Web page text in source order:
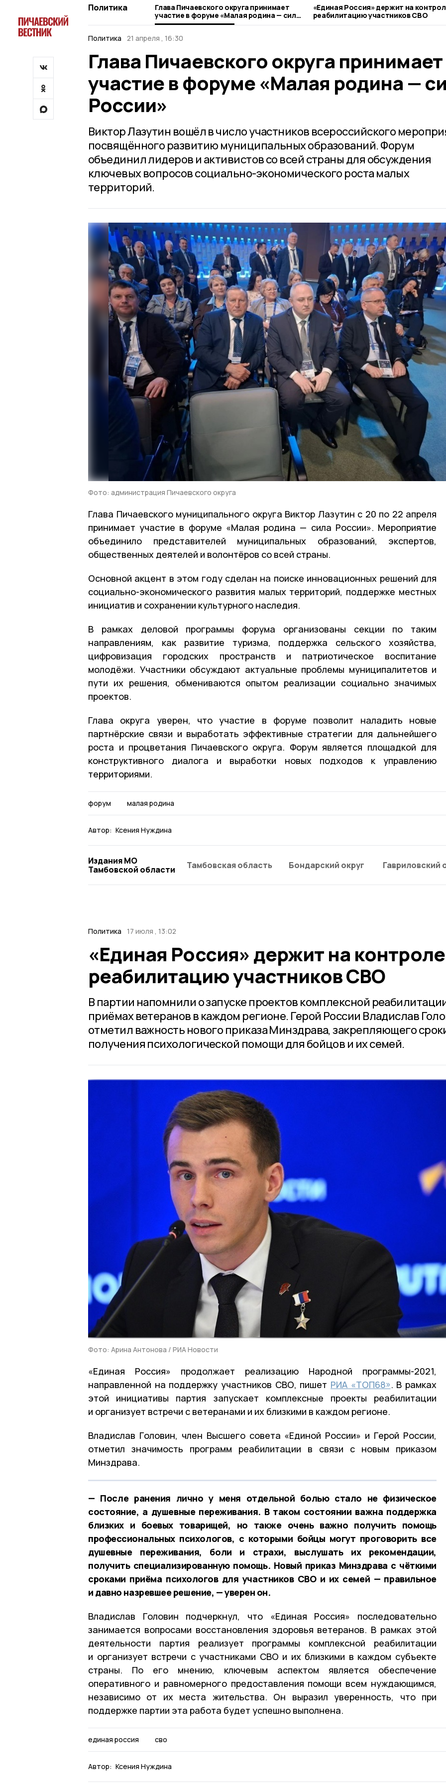
Политика
Глава Пичаевского округа принимает
участие в форуме «Малая родина — сила
России»
«Единая Россия» держит на
реабилитацию участников СВО
Политика
21 апреля , 16:30
Глава Пичаевского округа принимает
участие в форуме «Малая родина —
России»
Виктор Лазутин вошёл в число участников всероссийского
посвящённого развитию муниципальных образований. Форум
объединил лидеров и активистов со всей страны для обсуждения
ключевых вопросов социально-экономического роста малых
территорий.
Фото: администрация Пичаевского округа
Глава Пичаевского муниципального округа Виктор Лазутин с 20 по 22 апреля
принимает участие в форуме «Малая родина — сила России». Мероприятие
объединило представителей муниципальных образований, экспертов,
общественных деятелей и волонтёров со всей страны.
Основной акцент в этом году сделан на поиске инновационных решений для
социально-экономического развития малых территорий, поддержке местных
инициатив и сохранении культурного наследия.
В рамках деловой программы форума организованы секции по таким
направлениям, как развитие туризма, поддержка сельского хозяйства,
цифровизация городских пространств и патриотическое воспитание
молодёжи. Участники обсуждают актуальные проблемы муниципалитетов и
пути их решения, обмениваются опытом реализации социально значимых
проектов.
Глава округа уверен, что участие в форуме позволит наладить новые
партнёрские связи и выработать эффективные стратегии для дальнейшего
роста и процветания Пичаевского округа. Форум является площадкой для
конструктивного диалога и выработки новых подходов к управлению
территориями.
форум малая родина
Автор: Ксения Нуждина
Издания МО
Тамбовской области
Тамбовская область Бондарский округ Гавриловский
Политика 17 июля , 13:02
«Единая Россия» держит на контроле
реабилитацию участников СВО
В партии напомнили о запуске проектов комплексной
приёмах ветеранов в каждом регионе. Герой России Владислав
отметил важность нового приказа Минздрава, закрепляющего
получения психологической помощи для бойцов и их семей.
Фото: Арина Антонова / РИА Новости
«Единая Россия» продолжает реализацию Народной программы-2021,
направленной на поддержку участников СВО, пишет РИА «ТОП68». В рамках
этой инициативы партия запускает комплексные проекты реабилитации
и организует встречи с ветеранами и их близкими в каждом регионе.
Владислав Головин, член Высшего совета «Единой России» и Герой России,
отметил значимость программ реабилитации в связи с новым приказом
Минздрава.
— После ранения лично у меня отдельной болью стало не физическое
состояние, а душевные переживания. В таком состоянии важна поддержка
близких и боевых товарищей, но также очень важно получить помощь
профессиональных психологов, с которыми бойцы могут проговорить все
душевные переживания, боли и страхи, выслушать их рекомендации,
получить специализированную помощь. Новый приказ Минздрава с чёткими
сроками приёма психологов для участников СВО и их семей — правильное
и давно назревшее решение, — уверен он.
Владислав Головин подчеркнул, что «Единая Россия» последовательно
занимается вопросами восстановления здоровья ветеранов. В рамках этой
деятельности партия реализует программы комплексной реабилитации
и организует встречи с участниками СВО и их близкими в каждом субъекте
страны. По его мнению, ключевым аспектом является обеспечение
оперативного и равномерного предоставления помощи всем нуждающимся,
независимо от их места жительства. Он выразил уверенность, что при
поддержке партии эта работа будет успешно выполнена.
единая россия сво
Автор: Ксения Нуждина